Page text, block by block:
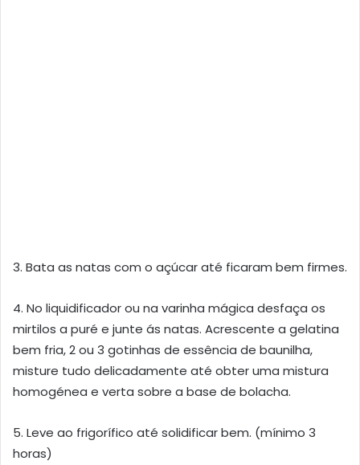
3. Bata as natas com o açúcar até ficaram bem firmes.
4. No liquidificador ou na varinha mágica desfaça os
mirtilos a puré e junte ás natas. Acrescente a gelatina
bem fria, 2 ou 3 gotinhas de essência de baunilha,
misture tudo delicadamente até obter uma mistura
homogénea e verta sobre a base de bolacha.
5. Leve ao frigorífico até solidificar bem. (mínimo 3
horas)